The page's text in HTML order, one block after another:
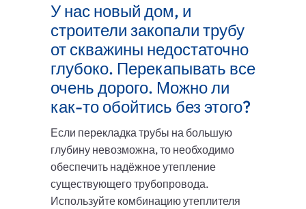
У нас новый дом, и
строители закопали трубу
от скважины недостаточно
глубоко. Перекапывать все
очень дорого. Можно ли
как-то обойтись без этого?
Если перекладка трубы на большую
глубину невозможна, то необходимо
обеспечить надёжное утепление
существующего трубопровода.
Используйте комбинацию утеплителя